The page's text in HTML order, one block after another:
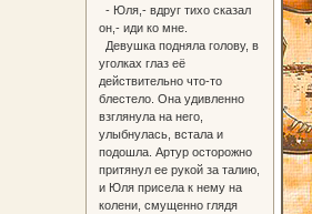
- Юля,- вдруг тихо сказал
он,- иди ко мне.
Девушка подняла голову, в
уголках глаз её
действительно что-то
блестело. Она удивленно
взглянула на него,
улыбнулась, встала и
подошла. Артур осторожно
притянул ее рукой за талию,
и Юля присела к нему на
колени, смущенно глядя